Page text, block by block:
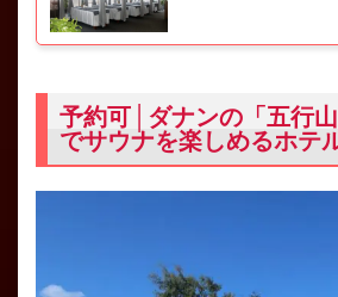
予約可│ダナンの「五行山
でサウナを楽しめるホテ